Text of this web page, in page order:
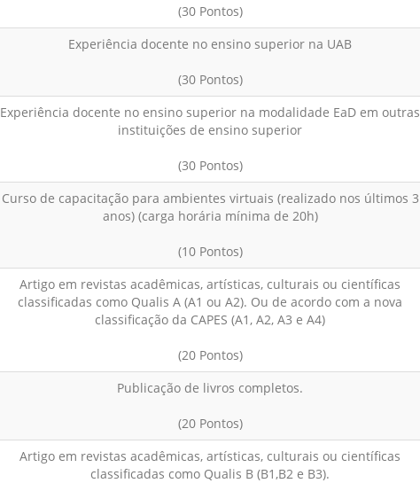
(30 Pontos)
Experiência docente no ensino superior na UAB
(30 Pontos)
Experiência docente no ensino superior na modalidade EaD em outras
instituições de ensino superior
(30 Pontos)
Curso de capacitação para ambientes virtuais (realizado nos últimos 3
anos) (carga horária mínima de 20h)
(10 Pontos)
Artigo em revistas acadêmicas, artísticas, culturais ou científicas
classificadas como Qualis A (A1 ou A2). Ou de acordo com a nova
classificação da CAPES (A1, A2, A3 e A4)
(20 Pontos)
Publicação de livros completos.
(20 Pontos)
Artigo em revistas acadêmicas, artísticas, culturais ou científicas
classificadas como Qualis B (B1,B2 e B3).